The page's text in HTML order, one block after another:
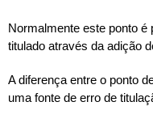
Normalmente este ponto é
titulado através da adição
A diferença entre o ponto
uma fonte de erro de